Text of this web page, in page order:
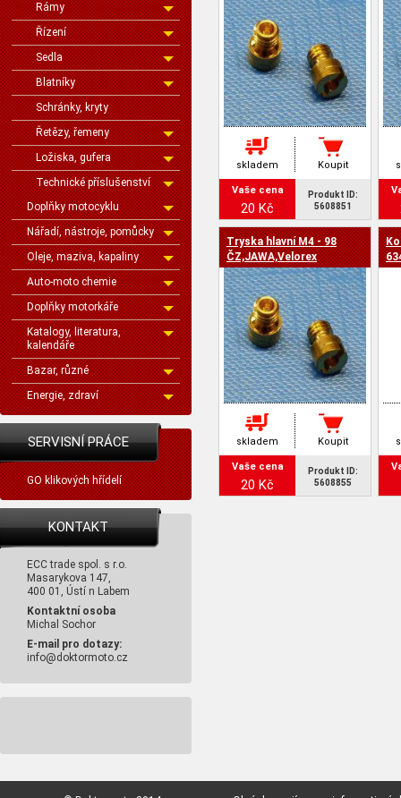
Rámy
Řízení
Sedla
Blatníky
Schránky, kryty
Řetězy, řemeny
Ložiska, gufera
Technické příslušenství
Doplňky motocyklu
Nářadí, nástroje, pomůcky
Oleje, maziva, kapaliny
Auto-moto chemie
Doplňky motorkáře
Katalogy, literatura,
kalendáře
Bazar, různé
Energie, zdraví
SERVISNÍ PRÁCE
GO klikových hřídelí
KONTAKT
ECC trade spol. s r.o.
Masarykova 147,
400 01, Ústí n Labem
Kontaktní osoba
Michal Sochor
E-mail pro dotazy:
info@doktormoto.cz
skladem Koupit
Vaše cena
20 Kč
Produkt ID:
5608851
Tryska hlavní M4 - 98
ČZ,JAWA,Velorex
skladem Koupit
Vaše cena
20 Kč
Produkt ID:
5608855